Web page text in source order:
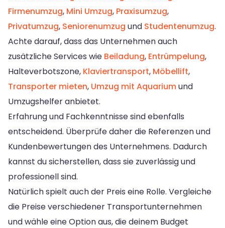
Firmenumzug, Mini Umzug, Praxisumzug,
Privatumzug, Seniorenumzug und Studentenumzug.
Achte darauf, dass das Unternehmen auch
zusätzliche Services wie Beiladung, Entrümpelung,
Halteverbotszone, Klaviertransport, Möbellift,
Transporter mieten, Umzug mit Aquariumund
Umzugshelfer anbietet.
Erfahrung und Fachkenntnisse sind ebenfalls
entscheidend. Überprüfe daher die Referenzen und
Kundenbewertungen des Unternehmens. Dadurch
kannst du sicherstellen, dass sie zuverlässig und
professionell sind.
Natürlich spielt auch der Preis eine Rolle. Vergleiche
die Preise verschiedener Transportunternehmen
und wähle eine Option aus, die deinem Budget